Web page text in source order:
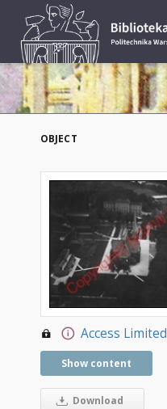
OBJECT
Access Limited
Show content
Download